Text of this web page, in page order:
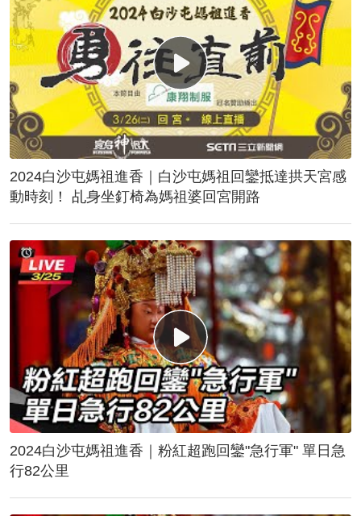
2024白沙屯媽祖進香｜白沙屯媽祖回鑾抵達拱天宮感
動時刻！ 乩身坐釘椅為媽祖婆回宮開路
2024白沙屯媽祖進香｜粉紅超跑回鑾"急行軍" 單日急
行82公里